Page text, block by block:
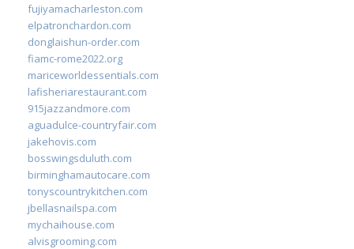
fujiyamacharleston.com
elpatronchardon.com
donglaishun-order.com
fiamc-rome2022.org
mariceworldessentials.com
lafisheriarestaurant.com
915jazzandmore.com
aguadulce-countryfair.com
jakehovis.com
bosswingsduluth.com
birminghamautocare.com
tonyscountrykitchen.com
jbellasnailspa.com
mychaihouse.com
alvisgrooming.com